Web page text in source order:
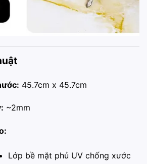
45.7cm x 45.7cm
~2mm
Lớp bề mặt phủ UV chống xước